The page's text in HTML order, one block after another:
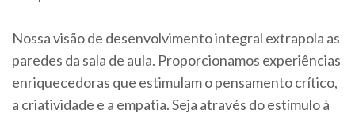
Nossa visão de desenvolvimento integral extrapola as
paredes da sala de aula. Proporcionamos experiências
enriquecedoras que estimulam o pensamento crítico,
a criatividade e a empatia. Seja através do estímulo à